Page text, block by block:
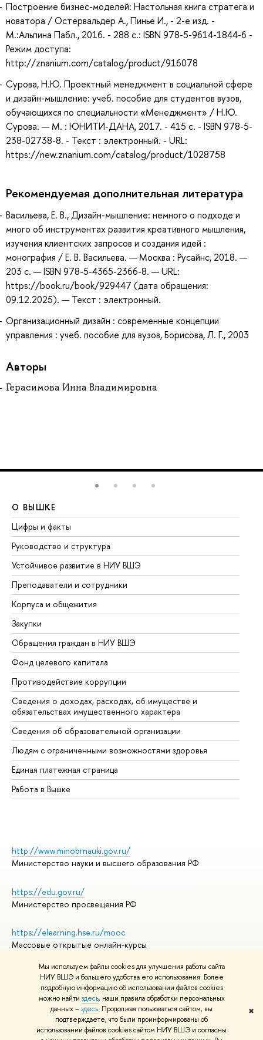
Мы используем файлы cookies для улучшения работы сайта
НИУ ВШЭ и большего удобства его использования. Более
подробную информацию об использовании файлов cookies
можно найти здесь, наши правила обработки персональных
данных –здесь. Продолжая пользоваться сайтом, вы
подтверждаете, что были проинформированы об
использовании файлов cookies сайтом НИУ ВШЭ и согласны
✖
Построение бизнес-моделей: Настольная книга стратега и
новатора / Остервальдер А., Пинье И., - 2-е изд. -
М.:Альпина Пабл., 2016. - 288 с.: ISBN 978-5-9614-1844-6 -
Режим доступа:
http://znanium.com/catalog/product/916078
Сурова, Н.Ю. Проектный менеджмент в социальной сфере
и дизайн-мышление: учеб. пособие для студентов вузов,
обучающихся по специальности «Менеджмент» / Н.Ю.
Сурова. — М. : ЮНИТИ-ДАНА, 2017. - 415 с. - ISBN 978-5-
238-02738-8. - Текст : электронный. - URL:
https://new.znanium.com/catalog/product/1028758
Рекомендуемая дополнительная литература
Васильева, Е. В., Дизайн-мышление: немного о подходе и
много об инструментах развития креативного мышления,
изучения клиентских запросов и создания идей :
монография / Е. В. Васильева. — Москва : Русайнс, 2018. —
203 с. — ISBN 978-5-4365-2366-8. — URL:
https://book.ru/book/929447 (дата обращения:
09.12.2025). — Текст : электронный.
Организационный дизайн : современные концепции
управления : учеб. пособие для вузов, Борисова, Л. Г., 2003
Авторы
Герасимова Инна Владимировна
О ВЫШКЕ
Цифры и факты
Руководство и структура
Устойчивое развитие в НИУ ВШЭ
Преподаватели и сотрудники
Корпуса и общежития
Закупки
Обращения граждан в НИУ ВШЭ
Фонд целевого капитала
Противодействие коррупции
Сведения о доходах, расходах, об имуществе и
обязательствах имущественного характера
Сведения об образовательной организации
Людям с ограниченными возможностями здоровья
Единая платежная страница
Работа в Вышке
http://www.minobrnauki.gov.ru/
Министерство науки и высшего образования РФ
https://edu.gov.ru/
Министерство просвещения РФ
https://elearning.hse.ru/mooc
Массовые открытые онлайн-курсы
© НИУ ВШЭ 1993–2026
Адреса и контакты
Условия использования материалов
Политика конфиденциальности
Правила применения рекомендательных технологий в НИУ ВШЭ